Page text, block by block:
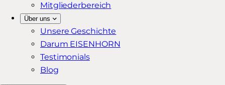
Mitgliederbereich
Über uns
Unsere Geschichte
Darum EISENHORN
Testimonials
Blog